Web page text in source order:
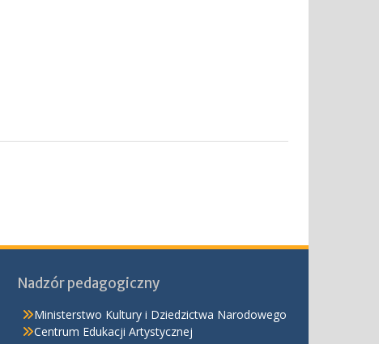
Nadzór pedagogiczny
Ministerstwo Kultury i Dziedzictwa Narodowego
Centrum Edukacji Artystycznej